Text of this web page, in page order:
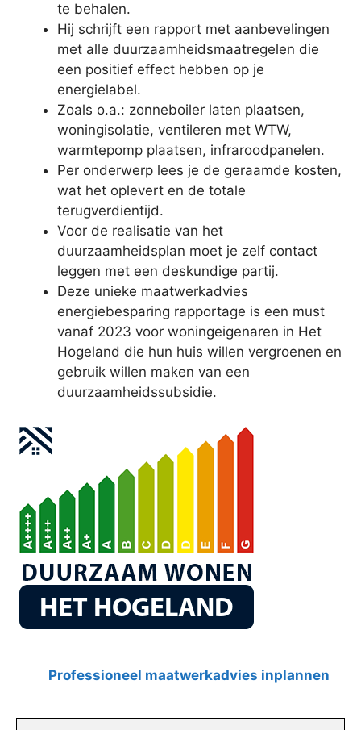
te behalen.
Hij schrijft een rapport met aanbevelingen
met alle duurzaamheidsmaatregelen die
een positief effect hebben op je
energielabel.
Zoals o.a.: zonneboiler laten plaatsen,
woningisolatie, ventileren met WTW,
warmtepomp plaatsen, infraroodpanelen.
Per onderwerp lees je de geraamde kosten,
wat het oplevert en de totale
terugverdientijd.
Voor de realisatie van het
duurzaamheidsplan moet je zelf contact
leggen met een deskundige partij.
Deze unieke maatwerkadvies
energiebesparing rapportage is een must
vanaf 2023 voor woningeigenaren in Het
Hogeland die hun huis willen vergroenen en
gebruik willen maken van een
duurzaamheidssubsidie.
Professioneel maatwerkadvies inplannen